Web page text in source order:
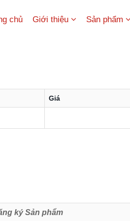
chủ Giới thiệu Sản phẩm
Giá
ký Sản phẩm